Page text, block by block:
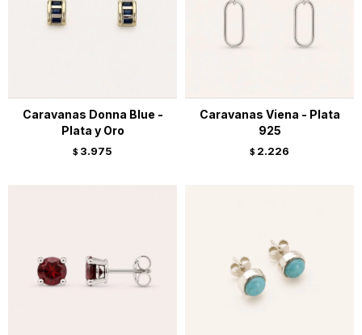
Caravanas Donna Blue -
Plata y Oro
$ 3.975
Caravanas Viena - Plata
925
$ 2.226